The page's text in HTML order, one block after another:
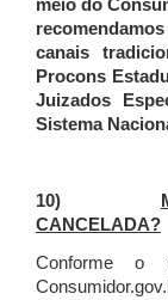
meio do
canais
Procons
Juizados
Sistema
10)
CANCELADA?
Conforme